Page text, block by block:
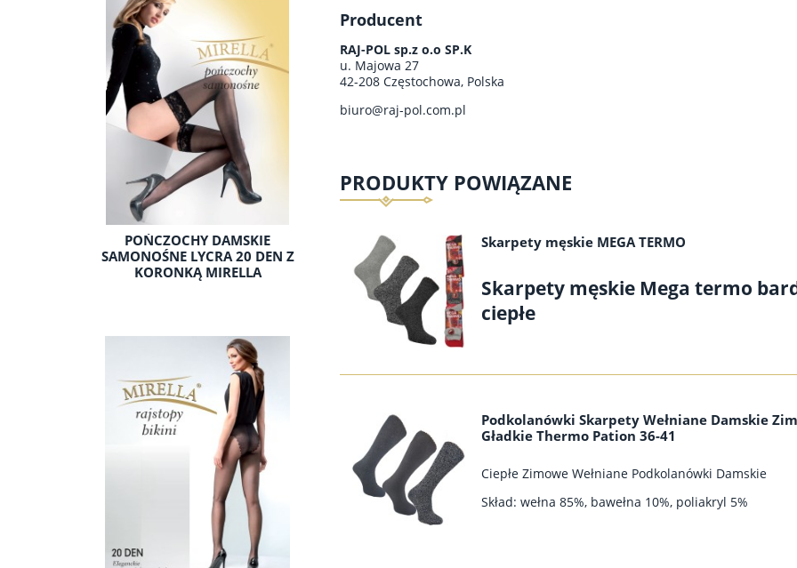
POŃCZOCHY DAMSKIE
SAMONOŚNE LYCRA 20 DEN Z
KORONKĄ MIRELLA
Producent
RAJ-POL sp.z o.o SP.K
u. Majowa 27
42-208 Częstochowa, Polska
biuro@raj-pol.com.pl
PRODUKTY POWIĄZANE
Skarpety męskie MEGA TERMO
Skarpety męskie Mega termo
ciepłe
Podkolanówki Skarpety Wełniane Damskie
Gładkie Thermo Pation 36-41
Ciepłe Zimowe Wełniane Podkolanówki Damskie
Skład: wełna 85%, bawełna 10%, poliakryl 5%